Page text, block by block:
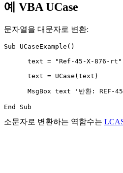
예 VBA UCase
문자열을 대문자로 변환:
Sub UCaseExample()
      text = "Ref-45-X-876-rt"
      text = UCase(text)
MsgBox text '반환: REF-
소문자로 변환하는 역함수는